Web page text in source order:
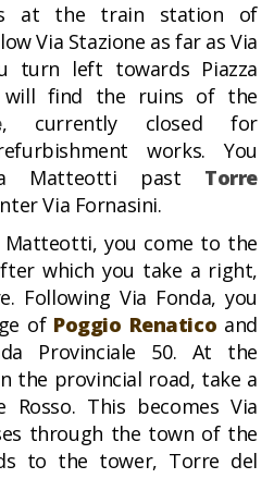
at the train station of
Via Stazione as far as Via
turn left towards Piazza
will find the ruins of the
, currently closed for
works. You
Matteotti past Torre
Via Fornasini.
Matteotti, you come to the
which you take a right,
Following Via Fonda, you
of Poggio Renatico and
Provinciale 50. At the
the provincial road, take a
This becomes Via
through the town of the
to the tower, Torre del